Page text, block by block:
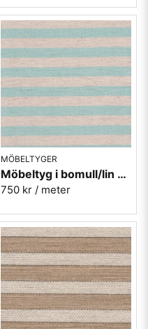
MÖBELTYGER
Möbeltyg i bomull/lin - Hampus nr.60 turkos
750 kr / meter